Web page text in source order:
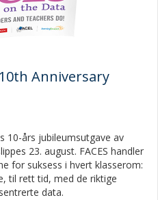
Anniversary
10-års jubileumsutgave av
23. august. FACES handler
for suksess i hvert klasserom:
til rett tid, med de riktige
data.